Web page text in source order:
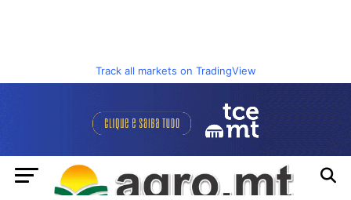
Track all markets on TradingView